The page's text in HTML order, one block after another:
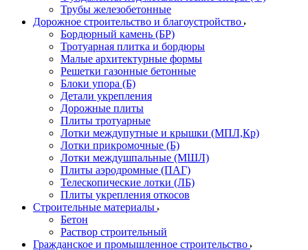
Трубы железобетонные
Дорожное строительство и благоустройство
Бордюрный камень (БР)
Тротуарная плитка и бордюры
Малые архитектурные формы
Решетки газонные бетонные
Блоки упора (Б)
Детали укрепления
Дорожные плиты
Плиты тротуарные
Лотки междупутные и крышки (МПЛ,Кр)
Лотки прикромочные (Б)
Лотки междушпальные (МШЛ)
Плиты аэродромные (ПАГ)
Телескопические лотки (ЛБ)
Плиты укрепления откосов
Строительные материалы
Бетон
Раствор строительный
Гражданское и промышленное строительство